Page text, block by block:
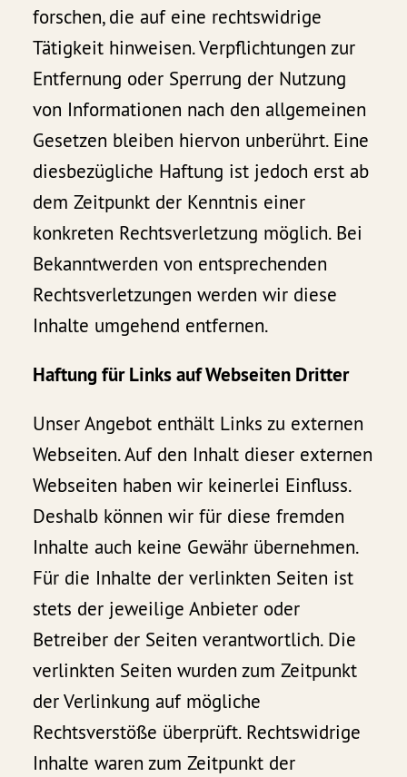
forschen, die auf eine rechtswidrige
Tätigkeit hinweisen. Verpflichtungen zur
Entfernung oder Sperrung der Nutzung
von Informationen nach den allgemeinen
Gesetzen bleiben hiervon unberührt. Eine
diesbezügliche Haftung ist jedoch erst ab
dem Zeitpunkt der Kenntnis einer
konkreten Rechtsverletzung möglich. Bei
Bekanntwerden von entsprechenden
Rechtsverletzungen werden wir diese
Inhalte umgehend entfernen.
Haftung für Links auf Webseiten Dritter
Unser Angebot enthält Links zu externen
Webseiten. Auf den Inhalt dieser externen
Webseiten haben wir keinerlei Einfluss.
Deshalb können wir für diese fremden
Inhalte auch keine Gewähr übernehmen.
Für die Inhalte der verlinkten Seiten ist
stets der jeweilige Anbieter oder
Betreiber der Seiten verantwortlich. Die
verlinkten Seiten wurden zum Zeitpunkt
der Verlinkung auf mögliche
Rechtsverstöße überprüft. Rechtswidrige
Inhalte waren zum Zeitpunkt der